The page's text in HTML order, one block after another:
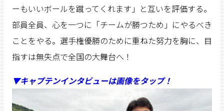
ーもいいボールを蹴ってくれます」と互いを評価する。
部員全員、心を一つに「チームが勝つため」にやるべき
ことをやる。選手権優勝のために重ねた努力を胸に、目
指すは無失点で全国の大舞台へ！
▼キャプテンインタビューは画像をタップ！